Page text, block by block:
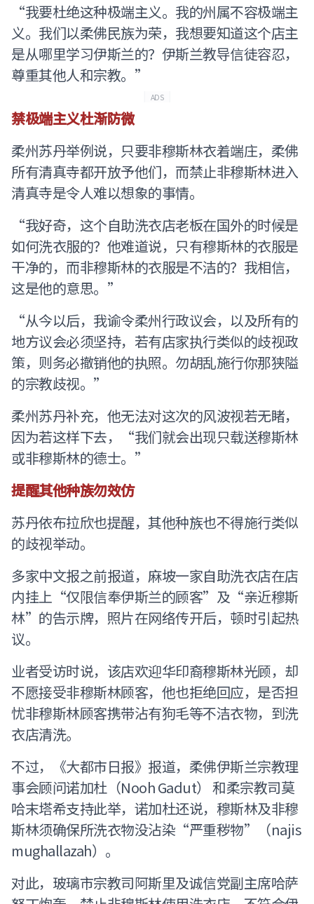
“我要杜绝这种极端主义。我的州属不容极端主
义。我们以柔佛民族为荣，我想要知道这个店主
是从哪里学习伊斯兰的？伊斯兰教导信徒容忍，
尊重其他人和宗教。”
ADS
禁极端主义杜渐防微
柔州苏丹举例说，只要非穆斯林衣着端庄，柔佛
所有清真寺都开放予他们，而禁止非穆斯林进入
清真寺是令人难以想象的事情。
“我好奇，这个自助洗衣店老板在国外的时候是
如何洗衣服的？他难道说，只有穆斯林的衣服是
干净的，而非穆斯林的衣服是不洁的？我相信，
这是他的意思。”
“从今以后，我谕令柔州行政议会，以及所有的
地方议会必须坚持，若有店家执行类似的歧视政
策，则务必撤销他的执照。勿胡乱施行你那狭隘
的宗教歧视。”
柔州苏丹补充，他无法对这次的风波视若无睹，
因为若这样下去，“我们就会出现只载送穆斯林
或非穆斯林的德士。”
提醒其他种族勿效仿
苏丹依布拉欣也提醒，其他种族也不得施行类似
的歧视举动。
多家中文报之前报道，麻坡一家自助洗衣店在店
内挂上“仅限信奉伊斯兰的顾客”及“亲近穆斯
林”的告示牌，照片在网络传开后，顿时引起热
议。
业者受访时说，该店欢迎华印裔穆斯林光顾，却
不愿接受非穆斯林顾客，他也拒绝回应，是否担
忧非穆斯林顾客携带沾有狗毛等不洁衣物，到洗
衣店清洗。
不过，《大都市日报》报道，柔佛伊斯兰宗教理
事会顾问诺加杜（Nooh Gadut） 和柔宗教司莫
哈末塔希支持此举，诺加杜还说，穆斯林及非穆
斯林须确保所洗衣物没沾染“严重秽物”（najis
mughallazah）。
对此，玻璃市宗教司阿斯里及诚信党副主席哈萨